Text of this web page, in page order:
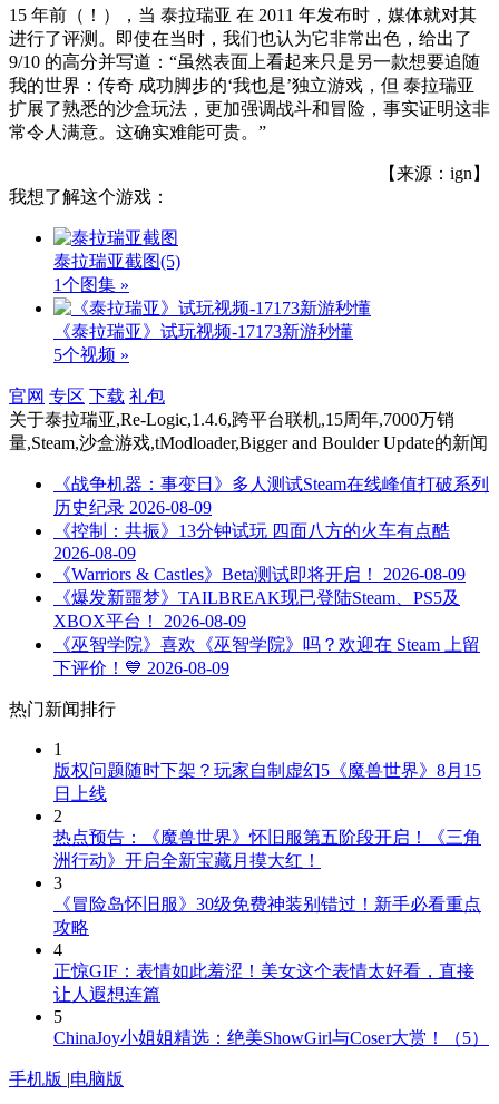
15 年前（！），当 泰拉瑞亚 在 2011 年发布时，媒体就对其
进行了评测。即使在当时，我们也认为它非常出色，给出了
9/10 的高分并写道：“虽然表面上看起来只是另一款想要追随
我的世界：传奇 成功脚步的‘我也是’独立游戏，但 泰拉瑞亚
扩展了熟悉的沙盒玩法，更加强调战斗和冒险，事实证明这非
常令人满意。这确实难能可贵。”
【来源：ign】
我想了解这个游戏：
泰拉瑞亚截图(5)
1个图集 »
《泰拉瑞亚》试玩视频-17173新游秒懂
5个视频 »
官网 专区 下载 礼包
关于泰拉瑞亚,Re-Logic,1.4.6,跨平台联机,15周年,7000万销
量,Steam,沙盒游戏,tModloader,Bigger and Boulder Update的新闻
《战争机器：事变日》多人测试Steam在线峰值打破系列
历史纪录 2026-08-09
《控制：共振》13分钟试玩 四面八方的火车有点酷
2026-08-09
《Warriors & Castles》Beta测试即将开启！
2026-08-09
《爆发新噩梦》TAILBREAK现已登陆Steam、PS5及
XBOX平台！
2026-08-09
《巫智学院》喜欢《巫智学院》吗？欢迎在 Steam 上留
下评价！💙 2026-08-09
热门新闻排行
1
版权问题随时下架？玩家自制虚幻5《魔兽世界》8月15
日上线
2
热点预告：《魔兽世界》怀旧服第五阶段开启！《三角
洲行动》开启全新宝藏月摸大红！
3
《冒险岛怀旧服》30级免费神装别错过！新手必看重点
攻略
4
正惊GIF：表情如此羞涩！美女这个表情太好看，直接
让人遐想连篇
5
ChinaJoy小姐姐精选：绝美ShowGirl与Coser大赏！（5）
手机版 |电脑版